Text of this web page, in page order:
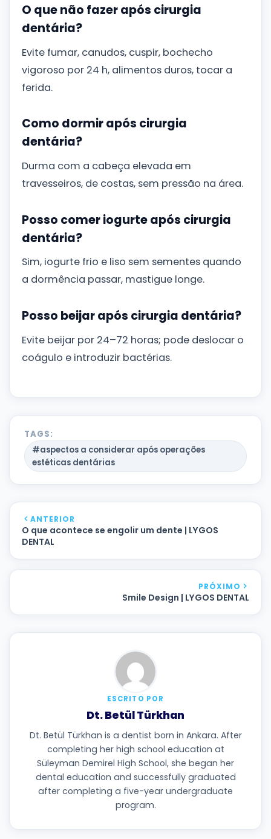
O que não fazer após cirurgia
dentária?
Evite fumar, canudos, cuspir, bochecho
vigoroso por 24 h, alimentos duros, tocar a
ferida.
Como dormir após cirurgia
dentária?
Durma com a cabeça elevada em
travesseiros, de costas, sem pressão na área.
Posso comer iogurte após cirurgia
dentária?
Sim, iogurte frio e liso sem sementes quando
a dormência passar, mastigue longe.
Posso beijar após cirurgia dentária?
Evite beijar por 24–72 horas; pode deslocar o
coágulo e introduzir bactérias.
TAGS:
#aspectos a considerar após operações
estéticas dentárias
ANTERIOR
O que acontece se engolir um dente | LYGOS
DENTAL
PRÓXIMO
Smile Design | LYGOS DENTAL
ESCRITO POR
Dt. Betül Türkhan
Dt. Betül Türkhan is a dentist born in Ankara. After
completing her high school education at
Süleyman Demirel High School, she began her
dental education and successfully graduated
after completing a five-year undergraduate
program.